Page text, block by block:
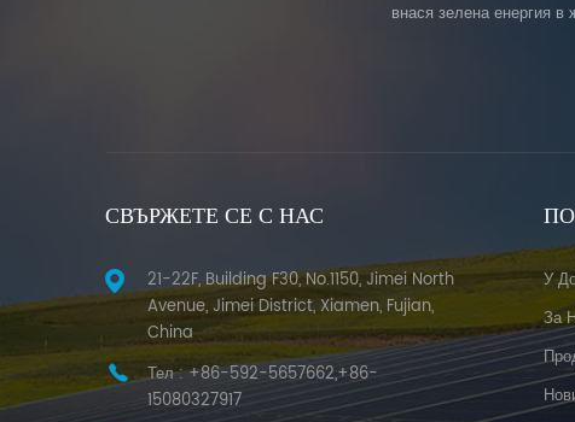
внася зелена енергия в
СВЪРЖЕТЕ СЕ С НАС
21-22F, Building F30, No.1150, Jimei North
Avenue, Jimei District, Xiamen, Fujian,
China
Тел :+86-592-5657662,+86-
15080327917
У
За